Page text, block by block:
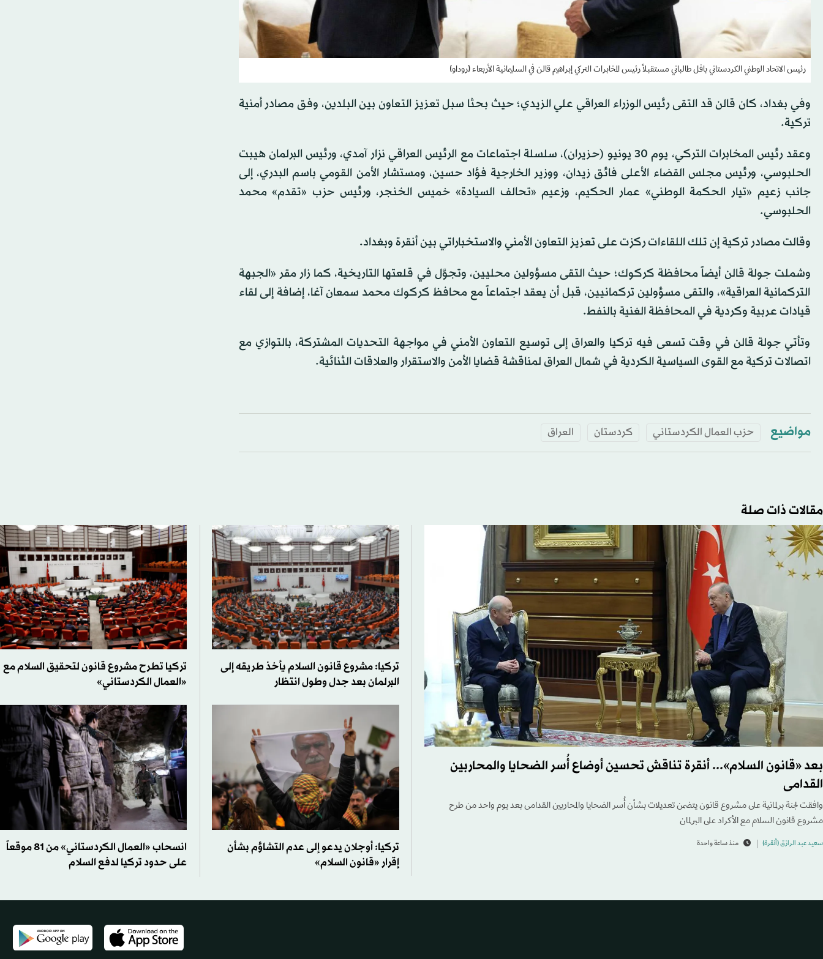
رئيس الاتحاد الوطني الكردستاني بافل طالباني مستقبلاً رئيس المخابرات التركي إبراهيم قالن في السليمانية الأربعاء (روداو)
وفي بغداد، كان قالن قد التقى رئيس الوزراء العراقي علي الزيدي؛ حيث بحثا سبل تعزيز التعاون بين البلدين، وفق مصادر أمنية
تركية.
وعقد رئيس المخابرات التركي، يوم 30 يونيو (حزيران)، سلسلة اجتماعات مع الرئيس العراقي نزار آمدي، ورئيس البرلمان هيبت
الحلبوسي، ورئيس مجلس القضاء الأعلى فائق زيدان، ووزير الخارجية فؤاد حسين، ومستشار الأمن القومي باسم البدري، إلى
جانب زعيم «تيار الحكمة الوطني» عمار الحكيم، وزعيم «تحالف السيادة» خميس الخنجر، ورئيس حزب «تقدم» محمد
الحلبوسي.
وقالت مصادر تركية إن تلك اللقاءات ركزت على تعزيز التعاون الأمني والاستخباراتي بين أنقرة وبغداد.
وشملت جولة قالن أيضاً محافظة كركوك؛ حيث التقى مسؤولين محليين، وتجوَّل في قلعتها التاريخية، كما زار مقر «الجبهة
التركمانية العراقية»، والتقى مسؤولين تركمانيين، قبل أن يعقد اجتماعاً مع محافظ كركوك محمد سمعان آغا، إضافة إلى لقاء
قيادات عربية وكردية في المحافظة الغنية بالنفط.
وتأتي جولة قالن في وقت تسعى فيه تركيا والعراق إلى توسيع التعاون الأمني في مواجهة التحديات المشتركة، بالتوازي مع
اتصالات تركية مع القوى السياسية الكردية في شمال العراق لمناقشة قضايا الأمن والاستقرار والعلاقات الثنائية.
مواضيع حزب العمال الكردستاني كردستان العراق
مقالات ذات صلة
بعد «قانون السلام»... أنقرة تناقش تحسين أوضاع أُسر الضحايا والمحاربين
القدامى
وافقت لجنة برلمانية على مشروع قانون يتضمن تعديلات بشأن أُسر الضحايا والمحاربين القدامى بعد يوم واحد من طرح
مشروع قانون السلام مع الأكراد على البرلمان
سعيد عبد الرازق (أنقرة) منذ ساعة واحدة
تركيا: مشروع قانون السلام يأخذ طريقه إلى
البرلمان بعد جدل وطول انتظار
تركيا تطرح مشروع قانون لتحقيق السلام مع
«العمال الكردستاني»
تركيا: أوجلان يدعو إلى عدم التشاؤم بشأن
إقرار «قانون السلام»
انسحاب «العمال الكردستاني» من 81 موقعاً
على حدود تركيا لدفع السلام